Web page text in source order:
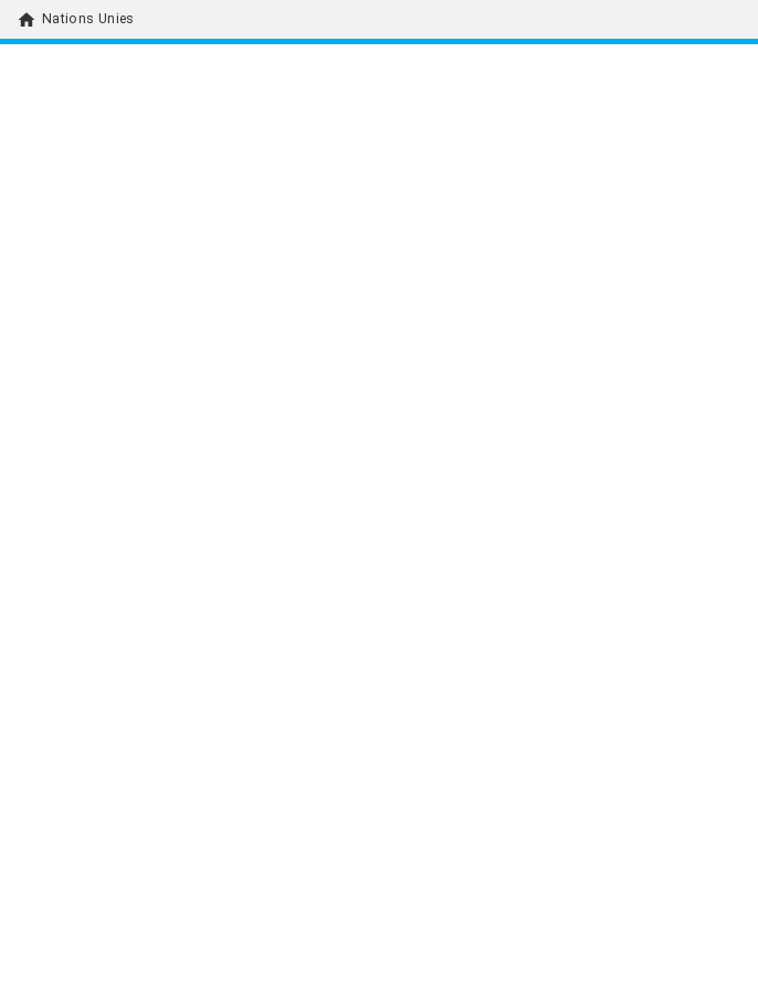
home Nations Unies